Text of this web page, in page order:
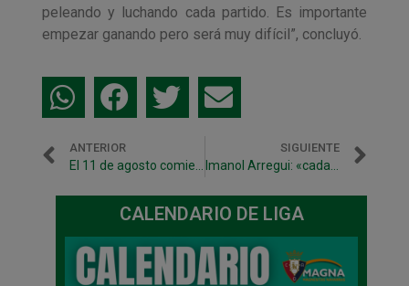
peleando y luchando cada partido. Es importante
empezar ganando pero será muy difícil”, concluyó.
ANTERIOR SIGUIENTE
CALENDARIO DE LIGA